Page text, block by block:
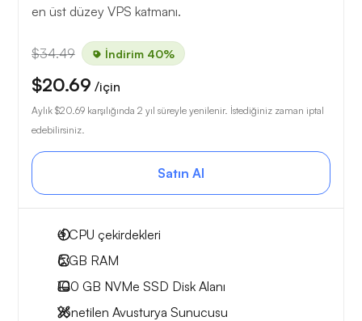
en üst düzey VPS katmanı.
$34.49 İndirim 40%
$20.69 /için
Aylık $20.69 karşılığında 2 yıl süreyle yenilenir. İstediğiniz zaman iptal
edebilirsiniz.
Satın Al
4CPU çekirdekleri
6 GB RAM
100 GB NVMe SSD Disk Alanı
Yönetilen Avusturya Sunucusu